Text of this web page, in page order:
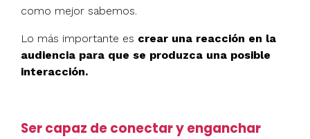
como mejor sabemos.
Lo más importante es crear una reacción en la
audiencia para que se produzca una posible
interacción.
Ser capaz de conectar y enganchar